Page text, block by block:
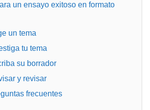
un ensayo exitoso en formato
un tema
tu tema
su borrador
y revisar
frecuentes